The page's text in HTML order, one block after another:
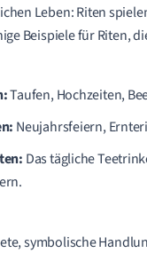
Leben: Riten
Beispiele für Riten,
Taufen, Hochzeiten,
Neujahrsfeiern,
Das tägliche
symbolische